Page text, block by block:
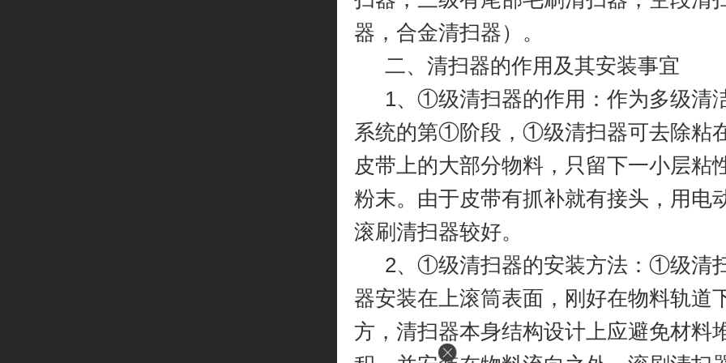
器，合金清扫器）。
二、清扫器的作用及其安装事宜
1、①级清扫器的作用：作为多级清
系统的第①阶段，①级清扫器可去除粘
皮带上的大部分物料，只留下一小层粘
粉末。由于皮带有抓补就有接头，用电
滚刷清扫器较好。
2、①级清扫器的安装方法：①级清
器安装在上滚筒表面，刚好在物料轨道
方，清扫器本身结构设计上应避免材料